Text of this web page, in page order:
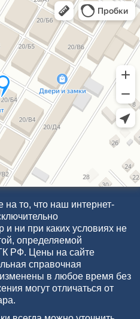
то, что наш интернет-
ни при каких условиях не
определяемой
РФ. Цены на сайте
справочная
в любое время без
могут отличаться от